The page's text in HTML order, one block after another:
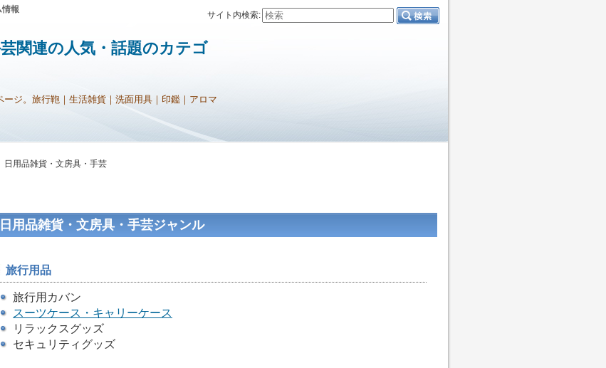
報
関連の人気・話題のカテゴ
ジ。旅行鞄｜生活雑貨｜洗面用具｜印鑑｜アロマ
日用品雑貨・文房具・手芸
日用品雑貨・文房具・手芸ジャンル
旅行用品
旅行用カバン
スーツケース・キャリーケース
リラックスグッズ
セキュリティグッズ
サイト内検索: